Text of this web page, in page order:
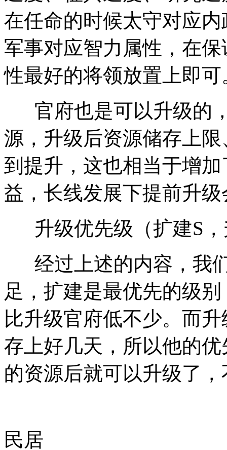
在任命的时候太守对应
军事对应智力属性，在
性最好的将领放置上即可
官府也是可以升级的
源，升级后资源储存上
到提升，这也相当于增
益，长线发展下提前升
升级优先级（扩建S，
经过上述的内容，我
足，扩建是最优先的级
比升级官府低不少。而
存上好几天，所以他的
的资源后就可以升级了
民居